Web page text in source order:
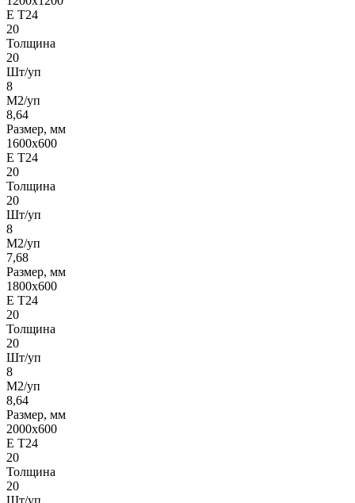
Е Т24
20
Толщина
20
Шт/уп
8
М2/уп
8,64
Размер, мм
1600х600
Е Т24
20
Толщина
20
Шт/уп
8
М2/уп
7,68
Размер, мм
1800х600
Е Т24
20
Толщина
20
Шт/уп
8
М2/уп
8,64
Размер, мм
2000х600
Е Т24
20
Толщина
20
Шт/уп